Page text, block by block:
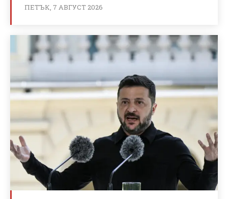
ПЕТЪК, 7 АВГУСТ 2026